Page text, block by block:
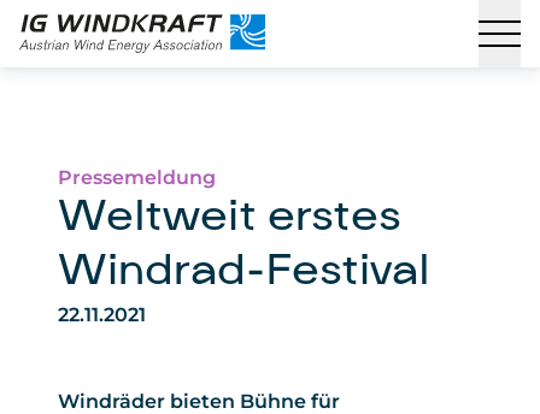
Pressemeldung
Weltweit erstes
Windrad-Festival
22.11.2021
Windräder bieten Bühne für